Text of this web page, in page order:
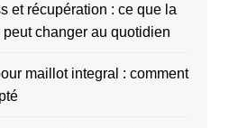
et récupération : ce que la
changer au quotidien
maillot integral : comment